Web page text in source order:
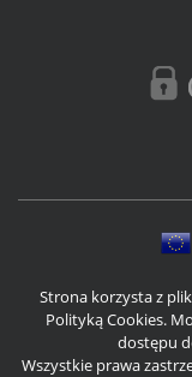
Strona korzysta z
Polityką Cookies.
dostępu
Wszystkie prawa